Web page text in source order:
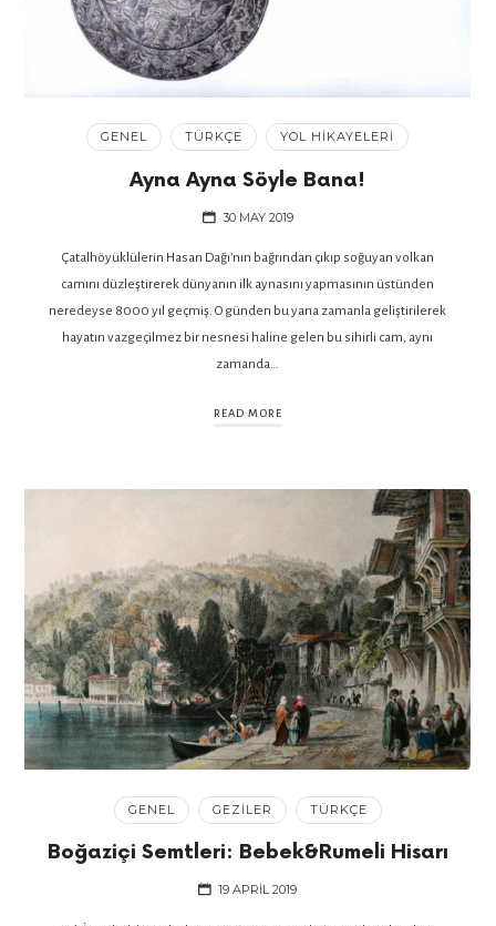
GENEL TÜRKÇE YOL HIKAYELERI
Ayna Ayna Söyle Bana!
30 MAY 2019
Çatalhöyüklülerin Hasan Dağı’nın bağrından çıkıp soğuyan volkan
camını düzleştirerek dünyanın ilk aynasını yapmasının üstünden
neredeyse 8000 yıl geçmiş. O günden bu yana zamanla geliştirilerek
hayatın vazgeçilmez bir nesnesi haline gelen bu sihirli cam, aynı
zamanda…
READ MORE
GENEL GEZILER TÜRKÇE
Boğaziçi Semtleri: Bebek&Rumeli Hisarı
19 APRIL 2019